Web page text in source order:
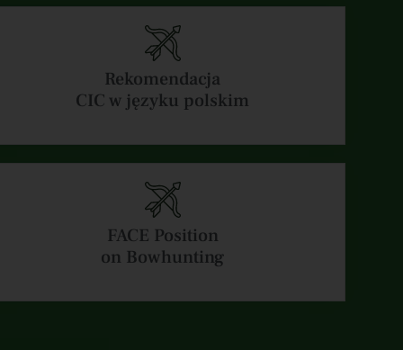
Rekomendacja
CIC w języku polskim
FACE Position
on Bowhunting